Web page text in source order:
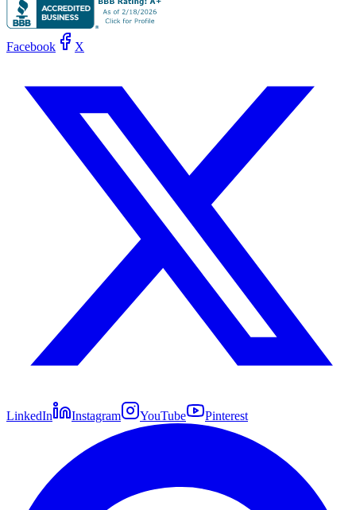
Facebook X
LinkedIn Instagram YouTube Pinterest